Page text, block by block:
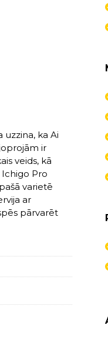
ka Ai
ir
veids, kā
Pro
varietē
ar
pārvarēt